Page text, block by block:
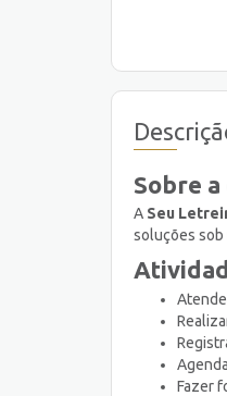
Sobre
A Seu
soluções sob
Fazer